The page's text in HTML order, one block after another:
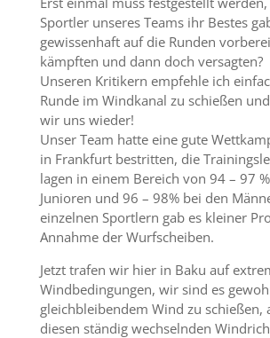
Sportler unseres Teams ihr Bestes
gewissenhaft auf die Runden
kämpften und dann doch versagten?
Unseren Kritikern empfehle ich
Runde im Windkanal zu schießen
wir uns wieder!
Unser Team hatte eine gute
in Frankfurt bestritten, die
lagen in einem Bereich von 94 – 97
Junioren und 96 – 98% bei den
einzelnen Sportlern gab es kleiner
Annahme der Wurfscheiben.
Jetzt trafen wir hier in Baku auf
Windbedingungen, wir sind es
gleichbleibendem Wind zu schießen,
diesen ständig wechselnden